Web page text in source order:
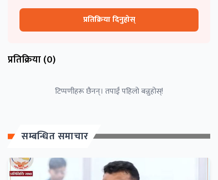
प्रतिक्रिया दिनुहोस्
प्रतिक्रिया (0)
टिप्पणीहरू छैनन्। तपाईं पहिलो बन्नुहोस्!
सम्बन्धित समाचार